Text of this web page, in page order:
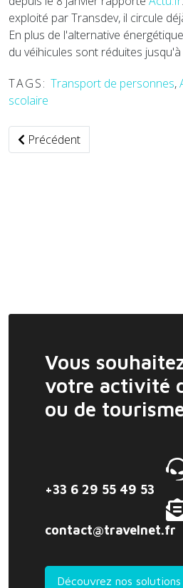
exploité par Transdev, il circule
En plus de l'alternative
du véihicules sont réduites jusqu'à
TAGS: Transport de personnes,
scolaire
Article précédent : L'aéroport
Précédent
Vous
votre activité
ou de
+33 6 29 55 49 53
contact@travelnet.fr
Découvrez nos solutions